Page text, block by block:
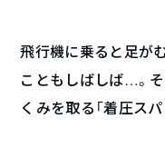
飛行機に乗ると足が
こともしばしば…。
くみを取る「着圧スパ